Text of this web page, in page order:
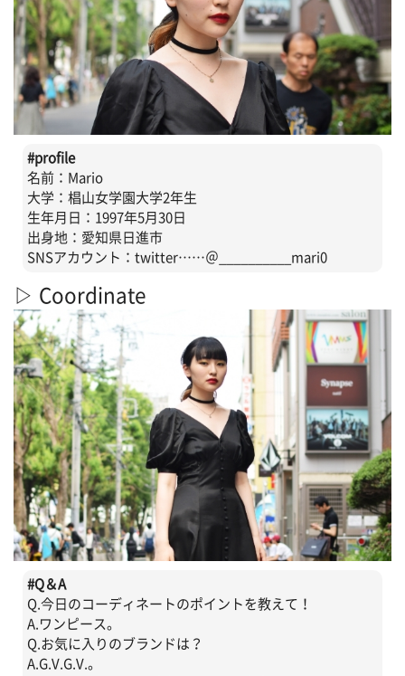
#profile
名前：Mario
大学：椙山女学園大学2年生
生年月日：1997年5月30日
出身地：愛知県日進市
SNSアカウント：twitter……＠__________mari0
▷ Coordinate
#Q＆A
Q.今日のコーディネートのポイントを教えて！
A.ワンピース。
Q.お気に入りのブランドは？
A.G.V.G.V.。